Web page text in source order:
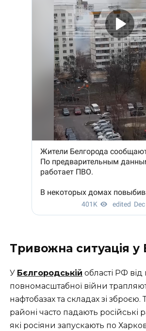
Тривожна ситуація у
У Бєлгородській області РФ від
повномасштабної війни
нафтобазах та складах зі
районі часто падають російські
які росіяни запускають по